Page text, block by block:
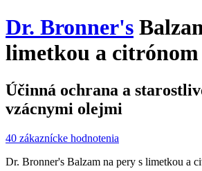
Dr. Bronner's
limetkou a citrónom
Účinná ochrana a
vzácnymi olejmi
40 zákaznícke hodnotenia
Dr. Bronner's Balzam na pery s limetkou a